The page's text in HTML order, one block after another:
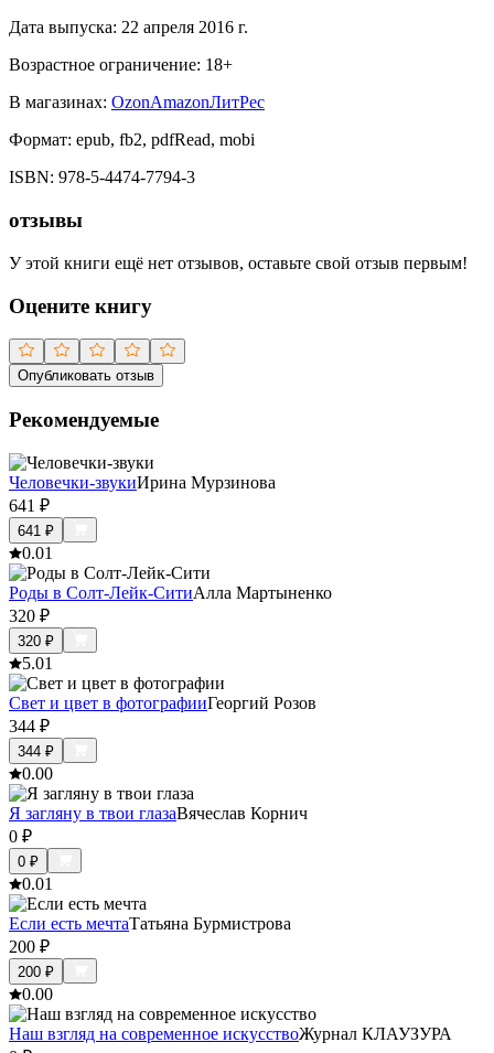
Дата выпуска: 22 апреля 2016 г.
Возрастное ограничение: 18+
В магазинах: OzonAmazonЛитРес
Формат: epub, fb2, pdfRead, mobi
ISBN: 978-5-4474-7794-3
отзывы
У этой книги ещё нет отзывов, оставьте свой отзыв первым!
Оцените книгу
Опубликовать отзыв
Рекомендуемые
Человечки-звукиИрина Мурзинова
641 ₽
641 ₽
0.01
Роды в Солт-Лейк-СитиАлла Мартыненко
320 ₽
320 ₽
5.01
Свет и цвет в фотографииГеоргий Розов
344 ₽
344 ₽
0.00
Я загляну в твои глазаВячеслав Корнич
0 ₽
0 ₽
0.01
Если есть мечтаТатьяна Бурмистрова
200 ₽
200 ₽
0.00
Наш взгляд на современное искусствоЖурнал КЛАУЗУРА